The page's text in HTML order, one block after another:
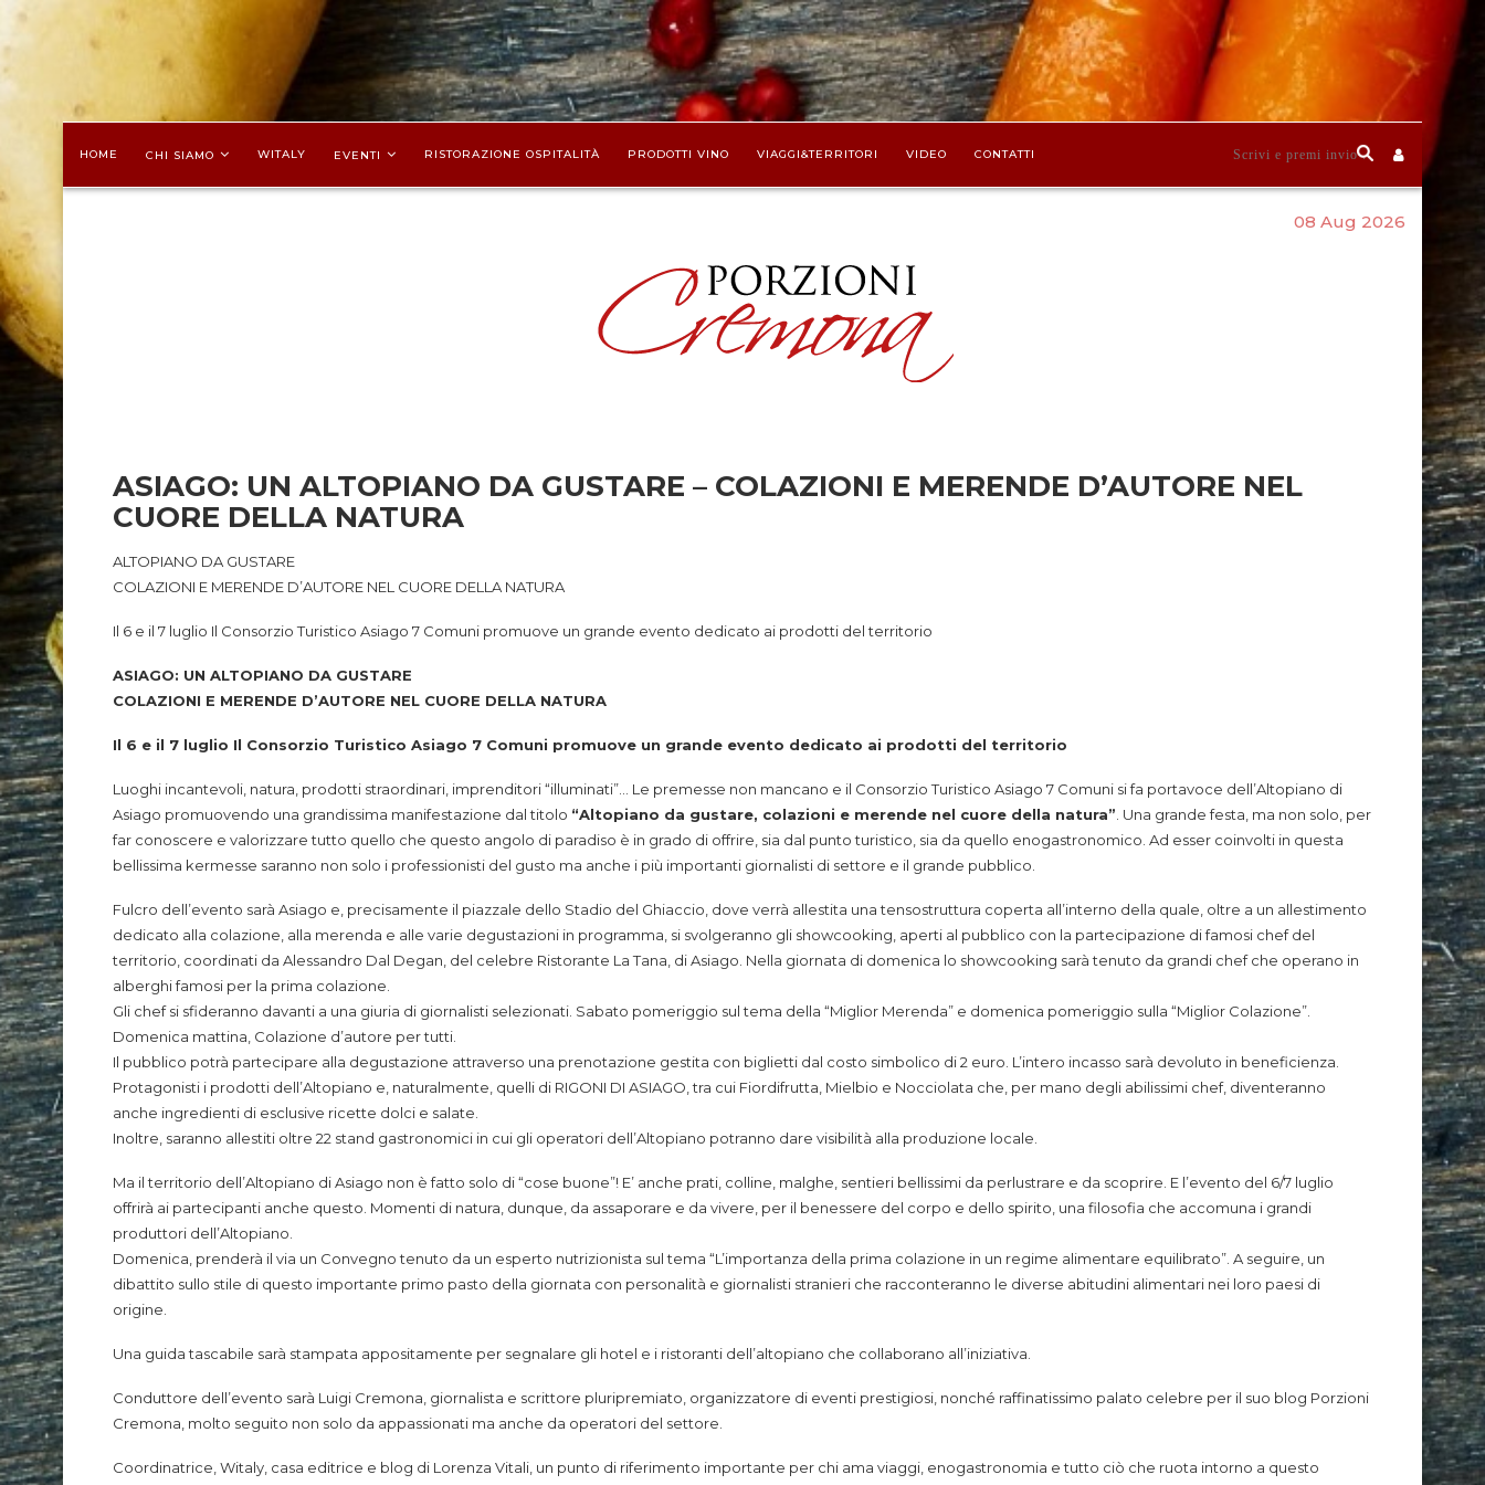
HOME CHI SIAMO WITALY EVENTI RISTORAZIONE OSPITALITÀ PRODOTTI VINO VIAGGI&TERRITORI VIDEO CONTATTI
08 Aug 2026
ASIAGO: UN ALTOPIANO DA GUSTARE – COLAZIONI E MERENDE D’AUTORE NEL
CUORE DELLA NATURA
ALTOPIANO DA GUSTARE
COLAZIONI E MERENDE D’AUTORE NEL CUORE DELLA NATURA
Il 6 e il 7 luglio Il Consorzio Turistico Asiago 7 Comuni promuove un grande evento dedicato ai prodotti del territorio
ASIAGO: UN ALTOPIANO DA GUSTARE
COLAZIONI E MERENDE D’AUTORE NEL CUORE DELLA NATURA
Il 6 e il 7 luglio Il Consorzio Turistico Asiago 7 Comuni promuove un grande evento dedicato ai prodotti del territorio
Luoghi incantevoli, natura, prodotti straordinari, imprenditori “illuminati”… Le premesse non mancano e il Consorzio Turistico Asiago 7 Comuni si fa portavoce dell’Altopiano di
Asiago promuovendo una grandissima manifestazione dal titolo “Altopiano da gustare, colazioni e merende nel cuore della natura” . Una grande festa, ma non solo, per
far conoscere e valorizzare tutto quello che questo angolo di paradiso è in grado di offrire, sia dal punto turistico, sia da quello enogastronomico. Ad esser coinvolti in questa
bellissima kermesse saranno non solo i professionisti del gusto ma anche i più importanti giornalisti di settore e il grande pubblico.
Fulcro dell’evento sarà Asiago e, precisamente il piazzale dello Stadio del Ghiaccio, dove verrà allestita una tensostruttura coperta all’interno della quale, oltre a un allestimento
dedicato alla colazione, alla merenda e alle varie degustazioni in programma, si svolgeranno gli showcooking, aperti al pubblico con la partecipazione di famosi chef del
territorio, coordinati da Alessandro Dal Degan, del celebre Ristorante La Tana, di Asiago. Nella giornata di domenica lo showcooking sarà tenuto da grandi chef che operano in
alberghi famosi per la prima colazione.
Gli chef si sfideranno davanti a una giuria di giornalisti selezionati. Sabato pomeriggio sul tema della “Miglior Merenda” e domenica pomeriggio sulla “Miglior Colazione”.
Domenica mattina, Colazione d’autore per tutti.
Il pubblico potrà partecipare alla degustazione attraverso una prenotazione gestita con biglietti dal costo simbolico di 2 euro. L’intero incasso sarà devoluto in beneficienza.
Protagonisti i prodotti dell’Altopiano e, naturalmente, quelli di RIGONI DI ASIAGO, tra cui Fiordifrutta, Mielbio e Nocciolata che, per mano degli abilissimi chef, diventeranno
anche ingredienti di esclusive ricette dolci e salate.
Inoltre, saranno allestiti oltre 22 stand gastronomici in cui gli operatori dell’Altopiano potranno dare visibilità alla produzione locale.
Ma il territorio dell’Altopiano di Asiago non è fatto solo di “cose buone”! E’ anche prati, colline, malghe, sentieri bellissimi da perlustrare e da scoprire. E l’evento del 6/7 luglio
offrirà ai partecipanti anche questo. Momenti di natura, dunque, da assaporare e da vivere, per il benessere del corpo e dello spirito, una filosofia che accomuna i grandi
produttori dell’Altopiano.
Domenica, prenderà il via un Convegno tenuto da un esperto nutrizionista sul tema “L’importanza della prima colazione in un regime alimentare equilibrato”. A seguire, un
dibattito sullo stile di questo importante primo pasto della giornata con personalità e giornalisti stranieri che racconteranno le diverse abitudini alimentari nei loro paesi di
origine.
Una guida tascabile sarà stampata appositamente per segnalare gli hotel e i ristoranti dell’altopiano che collaborano all’iniziativa.
Conduttore dell’evento sarà Luigi Cremona, giornalista e scrittore pluripremiato, organizzatore di eventi prestigiosi, nonché raffinatissimo palato celebre per il suo blog Porzioni
Cremona, molto seguito non solo da appassionati ma anche da operatori del settore.
Coordinatrice, Witaly, casa editrice e blog di Lorenza Vitali, un punto di riferimento importante per chi ama viaggi, enogastronomia e tutto ciò che ruota intorno a questo